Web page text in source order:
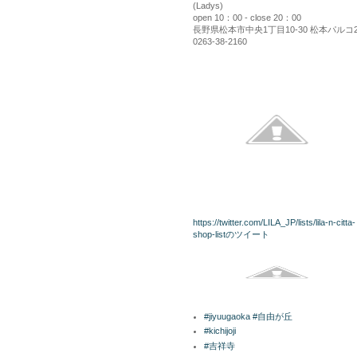
(Ladys)
open 10：00 - close 20：00
長野県松本市中央1丁目10-30 松本パルコ
0263-38-2160
https://twitter.com/LILA_JP/lists/lila-n-citta-
shop-listのツイート
Facebook
#jiyuugaoka #自由が丘
#kichijoji
#吉祥寺